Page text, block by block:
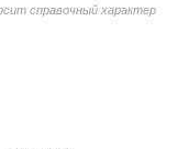
справочный характер